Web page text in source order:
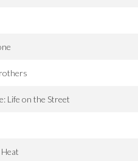
Life on the Street